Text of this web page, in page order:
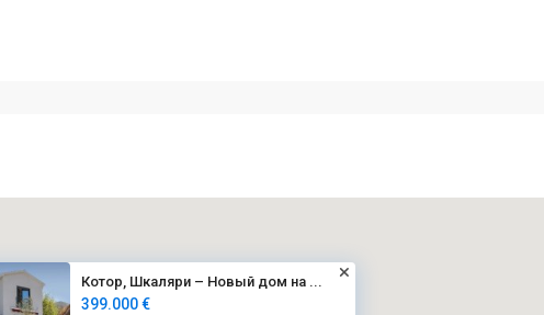
Котор, Шкаляри – Новый дом на ...
399.000 €